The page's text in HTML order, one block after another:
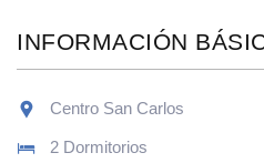
INFORMACIÓN
Centro San Carlos
2 Dormitorios